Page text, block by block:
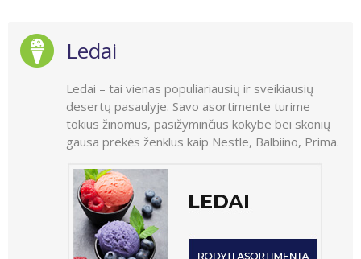
Ledai
Ledai – tai vienas populiariausių ir sveikiausių
desertų pasaulyje. Savo asortimente turime
tokius žinomus, pasižyminčius kokybe bei skonių
gausa prekės ženklus kaip Nestle, Balbiino, Prima.